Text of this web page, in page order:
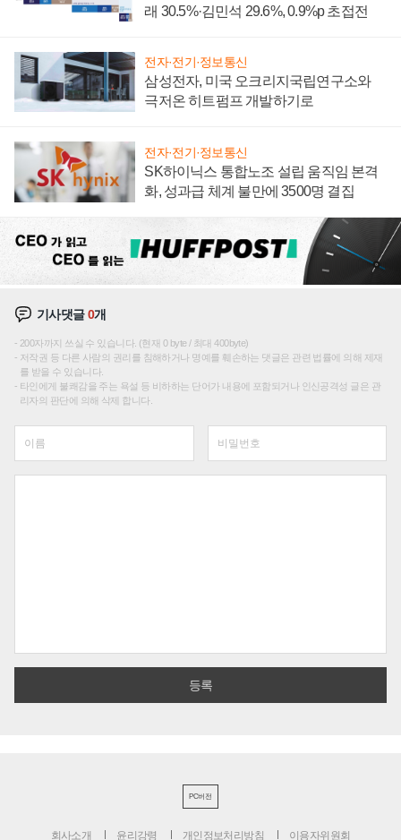
래 30.5%·김민석 29.6%, 0.9%p 초접전
전자·전기·정보통신
삼성전자, 미국 오크리지국립연구소와
극저온 히트펌프 개발하기로
전자·전기·정보통신
SK하이닉스 통합노조 설립 움직임 본격
화, 성과급 체계 불만에 3500명 결집
기사댓글0개
200자까지 쓰실 수 있습니다. (현재 0 byte / 최대 400byte)
저작권 등 다른 사람의 권리를 침해하거나 명예를 훼손하는 댓글은 관련 법률에 의해 제재
를 받을 수 있습니다.
타인에게 불쾌감을 주는 욕설 등 비하하는 단어가 내용에 포함되거나 인신공격성 글은 관
리자의 판단에 의해 삭제 합니다.
PC버전
회사소개 윤리강령 개인정보처리방침 이용자위원회